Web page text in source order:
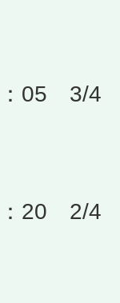
：05 3/4
：20 2/4